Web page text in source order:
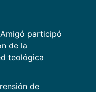
participó
de la
teológica
de